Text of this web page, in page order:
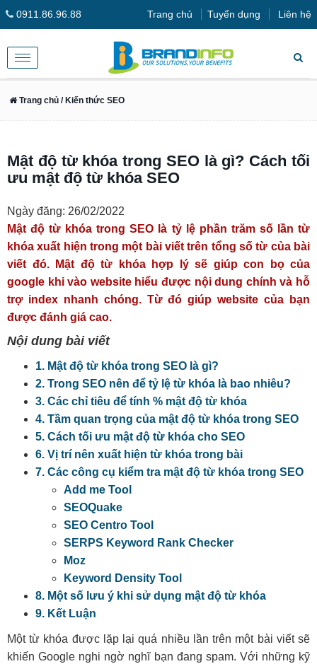
0911.86.96.88 Trang chủ Tuyển dụng Liên hệ
Toggle
navigation
Trang chủ / Kiến thức SEO
Mật độ từ khóa trong SEO là gì? Cách tối
ưu mật độ từ khóa SEO
Ngày đăng: 26/02/2022
Mật độ từ khóa trong SEO là tỷ lệ phần trăm số lần từ
khóa xuất hiện trong một bài viết trên tổng số từ của bài
viết đó. Mật độ từ khóa hợp lý sẽ giúp con bọ của
google khi vào website hiểu được nội dung chính và hỗ
trợ index nhanh chóng. Từ đó giúp website của bạn
được đánh giá cao.
Nội dung bài viết
1. Mật độ từ khóa trong SEO là gì?
2. Trong SEO nên để tỷ lệ từ khóa là bao nhiêu?
3. Các chỉ tiêu để tính % mật độ từ khóa
4. Tầm quan trọng của mật độ từ khóa trong SEO
5. Cách tối ưu mật độ từ khóa cho SEO
6. Vị trí nên xuất hiện từ khóa trong bài
7. Các công cụ kiểm tra mật độ từ khóa trong SEO
Add me Tool
SEOQuake
SEO Centro Tool
SERPS Keyword Rank Checker
Moz
Keyword Density Tool
8. Một số lưu ý khi sử dụng mật độ từ khóa
9. Kết Luận
Một từ khóa được lặp lại quá nhiều lần trên một bài viết sẽ
khiến Google nghi ngờ nghĩ bạn đang spam. Với những kỹ